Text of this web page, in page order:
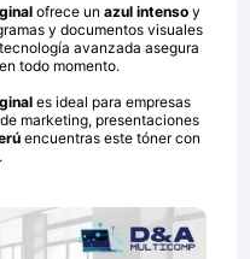
ofrece unazul intenso y
y documentos visuales
avanzada asegura
todo momento.
es ideal para empresas
marketing, presentaciones
encuentras este tóner con